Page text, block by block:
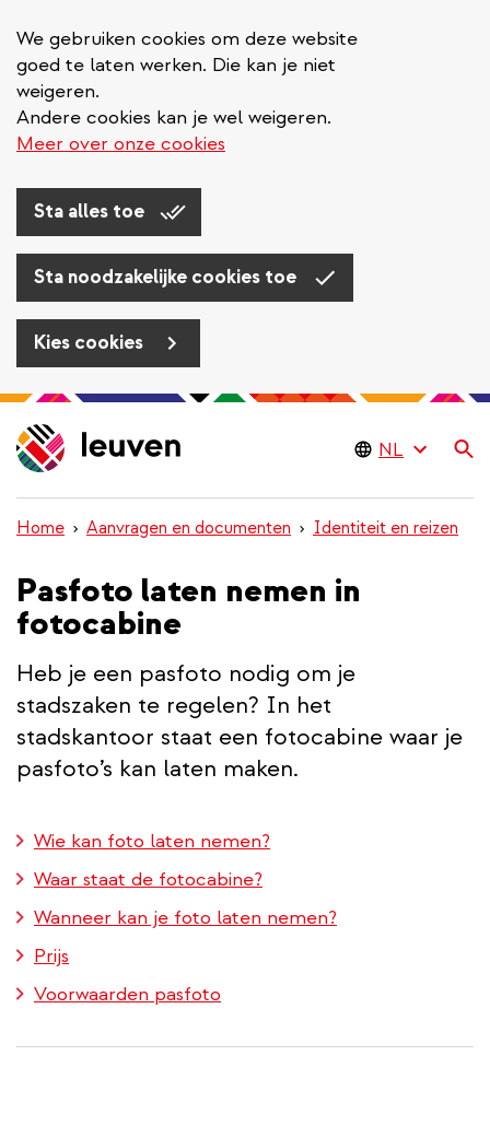
We gebruiken cookies om deze website
goed te laten werken. Die kan je niet
weigeren.
Andere cookies kan je wel weigeren.
Meer over onze cookies
Sta alles toe
Sta noodzakelijke cookies toe
Kies cookies
Overslaan
en
naar
inhoud
gaan
Home Aanvragen en documenten Identiteit en reizen
Pasfoto laten nemen in
fotocabine
Heb je een pasfoto nodig om je
stadszaken te regelen? In het
stadskantoor staat een fotocabine waar je
pasfoto’s kan laten maken.
Wie kan foto laten nemen?
Waar staat de fotocabine?
Wanneer kan je foto laten nemen?
Prijs
Voorwaarden pasfoto